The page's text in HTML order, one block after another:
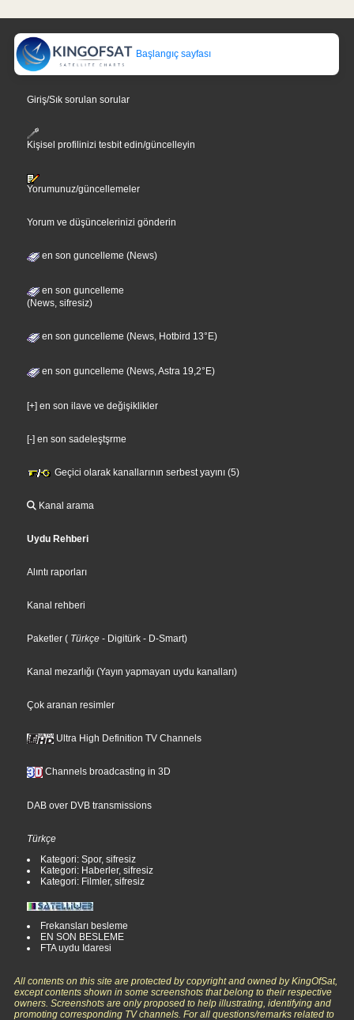
Başlangıç sayfası
Giriş/Sık sorulan sorular
Kişisel profilinizi tesbit edin/güncelleyin
Yorumunuz/güncellemeler
Yorum ve düşüncelerinizi gönderin
en son guncelleme (News)
en son guncelleme
(News, sifresiz)
en son guncelleme (News, Hotbird 13°E)
en son guncelleme (News, Astra 19,2°E)
[+] en son ilave ve değişiklikler
[-] en son sadeleştşrme
Geçici olarak kanallarının serbest yayını (5)
Kanal arama
Uydu Rehberi
Alıntı raporları
Kanal rehberi
Paketler ( Türkçe - Digitürk - D-Smart)
Kanal mezarlığı (Yayın yapmayan uydu kanalları)
Çok aranan resimler
Ultra High Definition TV Channels
Channels broadcasting in 3D
DAB over DVB transmissions
Türkçe
Kategori: Spor, sifresiz
Kategori: Haberler, sifresiz
Kategori: Filmler, sifresiz
Frekansları besleme
EN SON BESLEME
FTA uydu Idaresi
All contents on this site are protected by copyright and owned by KingOfSat,
except contents shown in some screenshots that belong to their respective
owners. Screenshots are only proposed to help illustrating, identifying and
promoting corresponding TV channels. For all questions/remarks related to